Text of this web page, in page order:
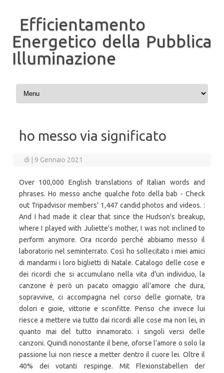
Efficientamento
Energetico della Pubblica
Illuminazione
Vai al contenuto
ho messo via significato
di 9 Gennaio 2021
Over 100,000 English translations of Italian words and
phrases. Ho messo anche qualche foto della bab - Check
out Tripadvisor members' 1,447 candid photos and videos. :
And I had made it clear that since the Hudson's breakup,
where I played with Juliette's mother, I was not inclined to
perform anymore. Ora ricordo perché abbiamo messo il
laboratorio nel seminterrato. Così ho sollecitato i miei amici
di mandarmi i loro biglietti di Natale. Catalogo delle cose e
dei ricordi che si accumulano nella vita d'un individuo, la
canzone è però un pacato omaggio all'amore che dura,
sopravvive, ci accompagna nel corso delle giornate, tra
dolori e gioie, vittorie e sconfitte. Penso che invece lui
riesce a mettere via tutto dai ricordi alle cose ma non lei, in
quanto mai del tutto innamorato. i singoli versi delle
canzoni. Quindi nonostante il bene, oforse l'amore o solo la
passione lui non riesce a metter dentro il cuore lei. Oltre il
40% dei votanti respinge. Mit Flexionstabellen der